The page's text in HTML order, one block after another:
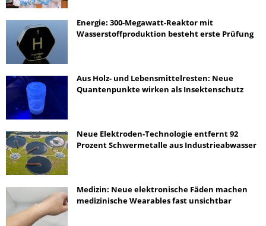
Energie: 300-Megawatt-Reaktor mit
Wasserstoffproduktion besteht erste Prüfung
Aus Holz- und Lebensmittelresten: Neue
Quantenpunkte wirken als Insektenschutz
Neue Elektroden-Technologie entfernt 92
Prozent Schwermetalle aus Industrieabwasser
Medizin: Neue elektronische Fäden machen
medizinische Wearables fast unsichtbar